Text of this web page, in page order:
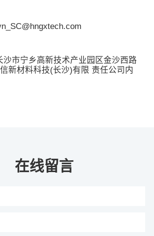
沙市宁乡高新技术产业园区金沙西路
新材料科技(长沙)有限 责任公司内
在线留言